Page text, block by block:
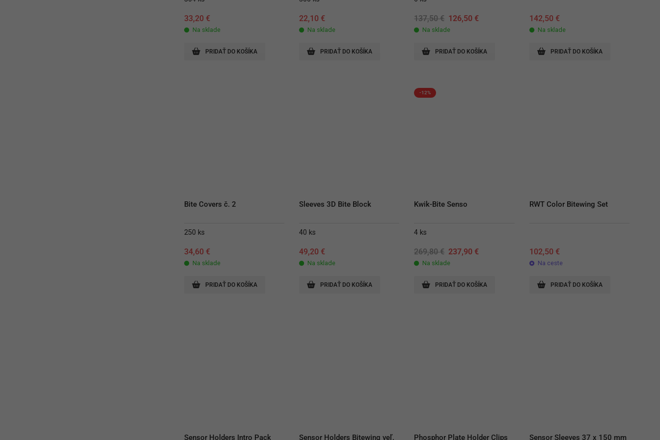
33,20 €
Na sklade
PRIDAŤ DO KOŠÍKA
22,10 €
Na sklade
PRIDAŤ DO KOŠÍKA
137,50€ Original
price
was:
126,50 €Current
Na sklade
PRIDAŤ DO KOŠÍKA
142,50 €
Na sklade
PRIDAŤ DO KOŠÍKA
Bite Covers č. 2
250 ks
34,60 €
Na sklade
PRIDAŤ DO KOŠÍKA
Sleeves 3D Bite Block
40 ks
49,20 €
Na sklade
PRIDAŤ DO KOŠÍKA
-12%
Kwik-Bite Senso
4 ks
269,80€ Original
price
was:
237,90 €Current
Na sklade
PRIDAŤ DO KOŠÍKA
RWT Color Bitewing Set
102,50 €
Na ceste
PRIDAŤ DO KOŠÍKA
Sensor Holders Intro Pack Sensor Holders Bitewing veľ. Phosphor Plate Holder Clips Sensor Sleeves 37 x 150 mm